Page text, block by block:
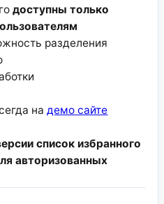
доступны только
разделения
надемо сайте
список избранного
авторизованных